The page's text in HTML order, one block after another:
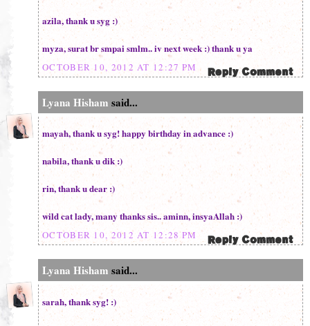
azila, thank u syg :)
myza, surat br smpai smlm.. iv next week :) thank u ya
OCTOBER 10, 2012 AT 12:27 PM
Lyana Hisham said...
mayah, thank u syg! happy birthday in advance :)
nabila, thank u dik :)
rin, thank u dear :)
wild cat lady, many thanks sis.. aminn, insyaAllah :)
OCTOBER 10, 2012 AT 12:28 PM
Lyana Hisham said...
sarah, thank syg! :)